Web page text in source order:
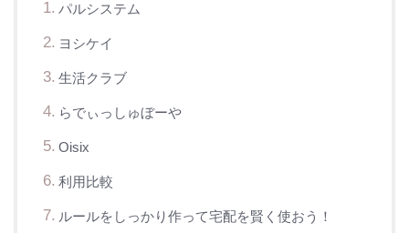
パルシステム
ヨシケイ
生活クラブ
らでぃっしゅぼーや
Oisix
利用比較
ルールをしっかり作って宅配を賢く使おう！